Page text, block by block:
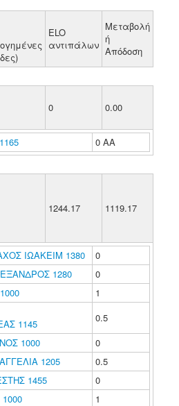
ELO
αντιπάλων
Μεταβολή
ή
Απόδοση
0 0.00
0 ΑΑ
1244.17 1119.17
ΙΩΑΚΕΙΜ 1380
0
1280
0
1
1145
0.5
1000
0
1205
0.5
1455
0
1